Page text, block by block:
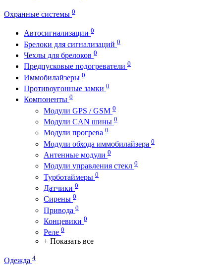
Охранные системы 0
Автосигнализации 0
Брелоки для сигнализаций 0
Чехлы для брелоков 0
Предпусковые подогреватели 0
Иммобилайзеры 0
Противоугонные замки 0
Компоненты 0
Модули GPS / GSM 0
Модули CAN шины 0
Модули прогрева 0
Модули обхода иммобилайзера 0
Антенные модули 0
Модули управления стекл 0
Турботаймеры 0
Датчики 0
Сирены 0
Привода 0
Концевики 0
Реле 0
+ Показать все
Одежда 4